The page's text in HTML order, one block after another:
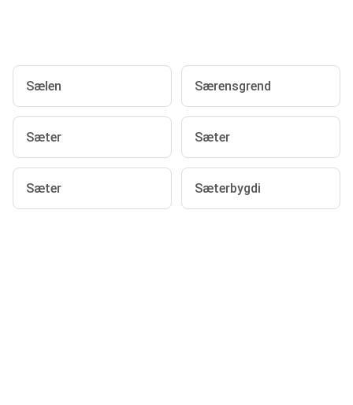
Sælen Særensgrend
Sæter Sæter
Sæter Sæterbygdi